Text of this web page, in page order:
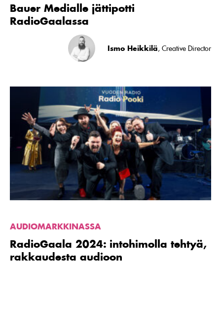
Bauer Medialle jättipotti
RadioGaalassa
Ismo Heikkilä, Creative Director
RadioGaala
2024:
intohimolla
tehtyä,
rakkaudesta
audioon
AUDIOMARKKINASSA
RadioGaala 2024: intohimolla tehtyä,
rakkaudesta audioon